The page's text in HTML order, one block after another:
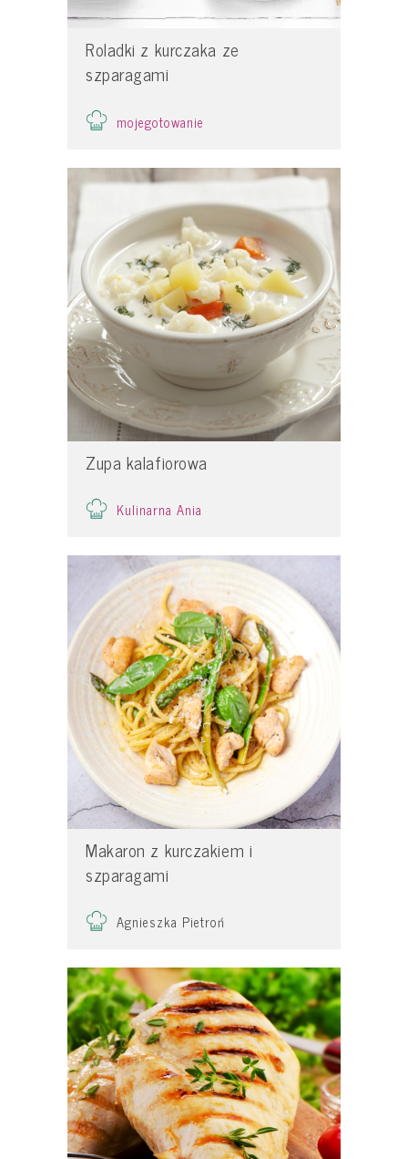
Roladki z kurczaka ze
szparagami
mojegotowanie
Zupa kalafiorowa
Kulinarna Ania
Makaron z kurczakiem i
szparagami
Agnieszka Pietroń